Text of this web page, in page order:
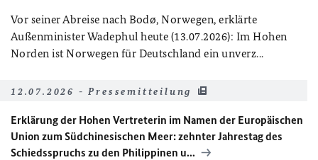
Vor seiner Abreise nach Bodø, Norwegen, erklärte
Außenminister Wadephul heute (13.07.2026): Im Hohen
Norden ist Norwegen für Deutschland ein unverz...
12.07.2026 - Pressemitteilung
Erklärung der Hohen Vertreterin im Namen der Europäischen
Union zum Südchinesischen Meer: zehnter Jahrestag des
Schiedsspruchs zu den Philippinen u...